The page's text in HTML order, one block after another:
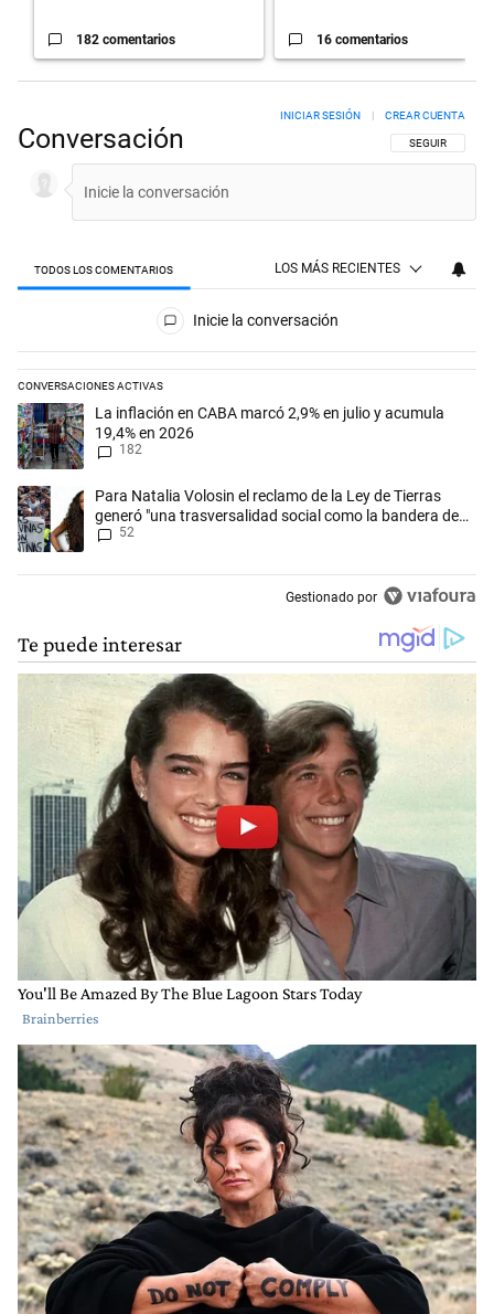
182 comentarios 16 comentarios
Conversación SIGA ESTA
SEGUIR
INICIAR SESIÓN CREAR CUENTA
TODOS LOS COMENTARIOS LOS MÁS RECIENTES
Todos los comentarios
Inicie la conversación
CONVERSACIONES ACTIVAS
Este listado muestra los artículos con más comentarios en los
Un artículo de tendencia con el título "La inflación en CABA marcó
La inflación en CABA marcó 2,9% en julio y acumula
19,4% en 2026
182
Un artículo de tendencia con el título "Para Natalia Volosin el
Para Natalia Volosin el reclamo de la Ley de Tierras
generó "una trasversalidad social como la bandera de
Malvinas"
52
Gestionado por